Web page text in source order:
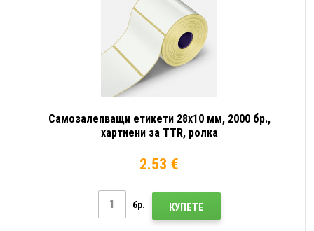
Самозалепващи етикети 28x10 мм, 2000 бр.,
хартиени за TTR, ролка
2.53 €
бр. КУПЕТЕ